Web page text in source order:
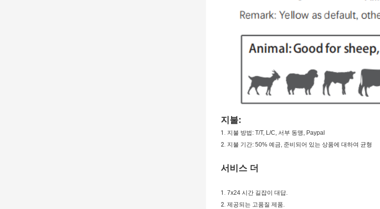
지불:
1. 지불 방법: T/T, L/C, 서부 동맹, Paypal
2. 지불 기간: 50% 예금, 준비되어 있는 상품에 대하여 균형
서비스 더
1. 7x24 시간 길잡이 대답.
2. 제공되는 고품질 제품.